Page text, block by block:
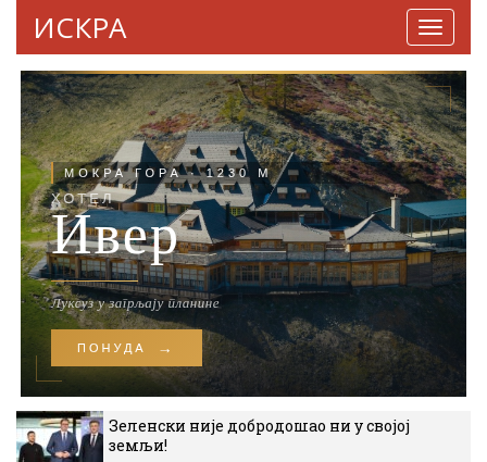
ИСКРА
Зеленски није добродошао ни у својој
земљи!